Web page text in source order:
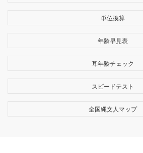
単位換算
年齢早見表
耳年齢チェック
スピードテスト
全国縄文人マップ